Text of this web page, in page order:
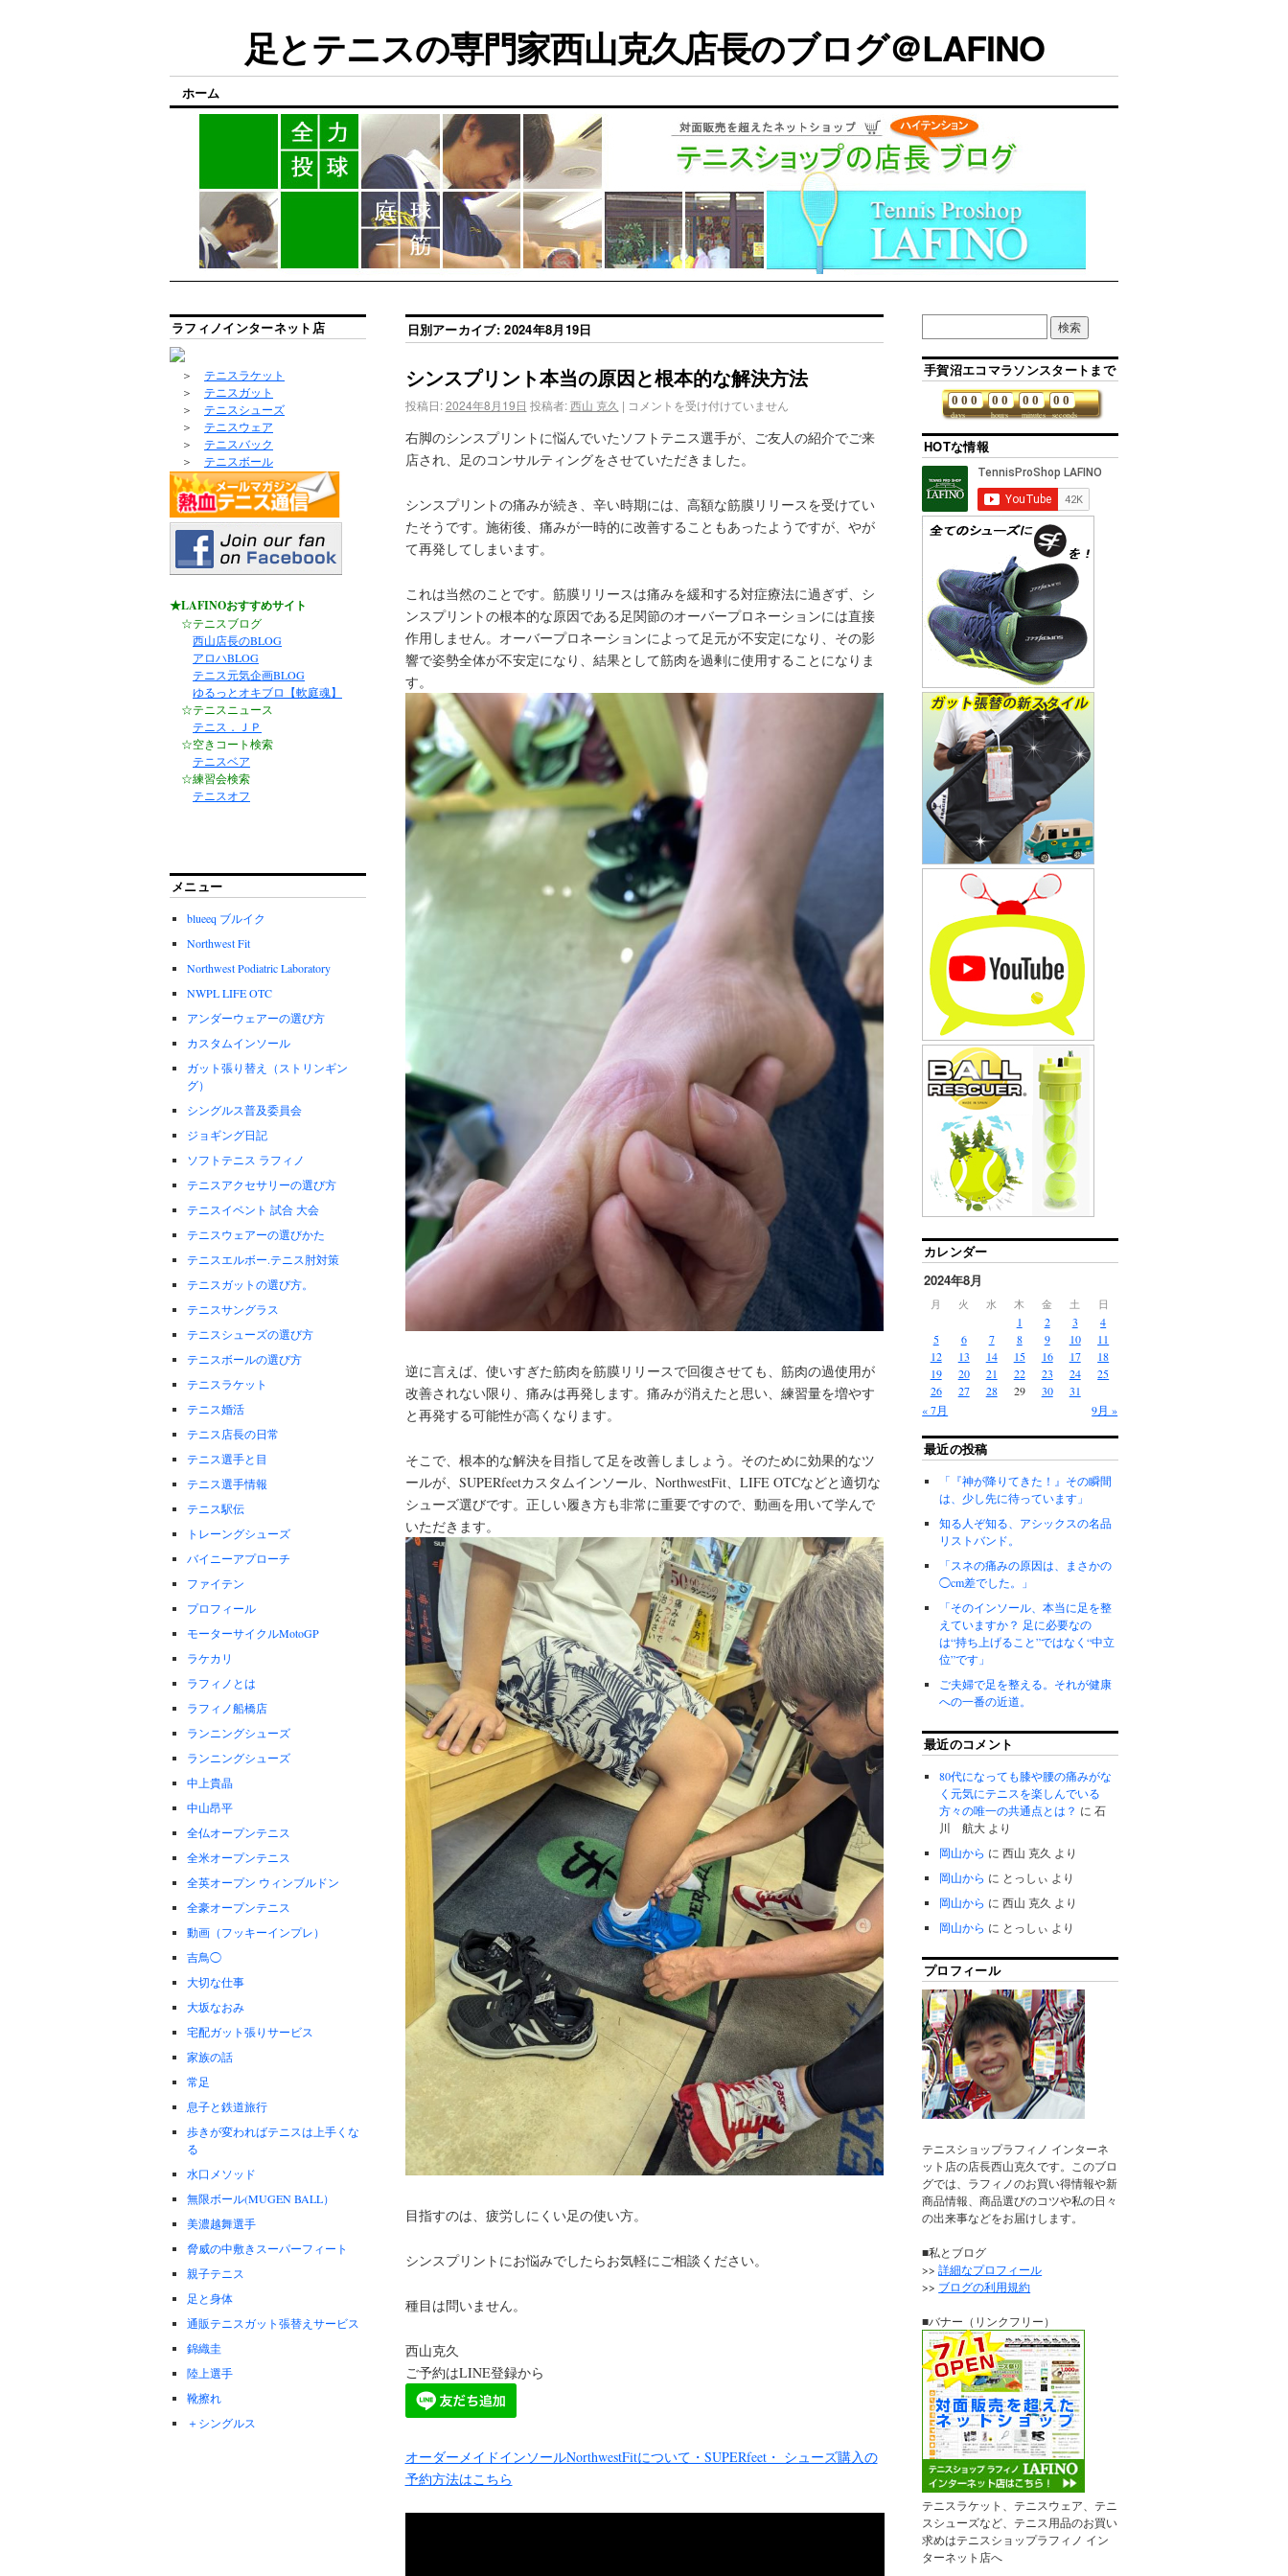
足とテニスの専門家西山克久店長のブログ＠LAFINO
ホーム
日別アーカイブ:2024年8月19日
シンスプリント本当の原因と根本的な解決方法
投稿日: 2024年8月19日 投稿者: 西山 克久 | コメントを受け付けていません
右脚のシンスプリントに悩んでいたソフトテニス選手が、ご友人の紹介でご来
店され、足のコンサルティングをさせていただきました。
シンスプリントの痛みが続き、辛い時期には、高額な筋膜リリースを受けてい
たそうです。施術後、痛みが一時的に改善することもあったようですが、やが
て再発してしまいます。
これは当然のことです。筋膜リリースは痛みを緩和する対症療法に過ぎず、シ
ンスプリントの根本的な原因である足関節のオーバープロネーションには直接
作用しません。オーバープロネーションによって足元が不安定になり、その影
響で姿勢全体が不安定になり、結果として筋肉を過剰に使用することになりま
す。
逆に言えば、使いすぎた筋肉を筋膜リリースで回復させても、筋肉の過使用が
改善されない限り、痛みは再発します。痛みが消えたと思い、練習量を増やす
と再発する可能性が高くなります。
そこで、根本的な解決を目指して足を改善しましょう。そのために効果的なツ
ールが、SUPERfeetカスタムインソール、NorthwestFit、LIFE OTCなどと適切な
シューズ選びです。正しい履き方も非常に重要ですので、動画を用いて学んで
いただきます。
目指すのは、疲労しにくい足の使い方。
シンスプリントにお悩みでしたらお気軽にご相談ください。
種目は問いません。
西山克久
ご予約はLINE登録から
オーダーメイドインソールNorthwestFitについて・SUPERfeet・ シューズ購入の
予約方法はこちら
ラフィノインターネット店
＞ テニスラケット
＞ テニスガット
＞ テニスシューズ
＞ テニスウェア
＞ テニスバック
＞ テニスボール
★LAFINOおすすめサイト
☆テニスブログ
西山店長のBLOG
アロハBLOG
テニス元気企画BLOG
ゆるっとオキブロ【軟庭魂】
☆テニスニュース
テニス．ＪＰ
☆空きコート検索
テニスベア
☆練習会検索
テニスオフ
メニュー
blueeq ブルイク
Northwest Fit
Northwest Podiatric Laboratory
NWPL LIFE OTC
アンダーウェアーの選び方
カスタムインソール
ガット張り替え（ストリンギン
グ）
シングルス普及委員会
ジョギング日記
ソフトテニス ラフィノ
テニスアクセサリーの選び方
テニスイベント 試合 大会
テニスウェアーの選びかた
テニスエルボー.テニス肘対策
テニスガットの選び方。
テニスサングラス
テニスシューズの選び方
テニスボールの選び方
テニスラケット
テニス婚活
テニス店長の日常
テニス選手と目
テニス選手情報
テニス駅伝
トレーングシューズ
バイニーアプローチ
ファイテン
プロフィール
モーターサイクルMotoGP
ラケカリ
ラフィノとは
ラフィノ船橋店
ランニングシューズ
ランニングシューズ
中上貴晶
中山昂平
全仏オープンテニス
全米オープンテニス
全英オープン ウィンブルドン
全豪オープンテニス
動画（フッキーインプレ）
吉鳥◯
大切な仕事
大坂なおみ
宅配ガット張りサービス
家族の話
常足
息子と鉄道旅行
歩きが変わればテニスは上手くな
る
水口メソッド
無限ボール(MUGEN BALL）
美濃越舞選手
脅威の中敷きスーパーフィート
親子テニス
足と身体
通販テニスガット張替えサービス
錦織圭
陸上選手
靴擦れ
＋シングルス
手賀沼エコマラソンスタートまで
days
0 0 0
hours
0 0
minutes
0 0
seconds
0 0
HOTな情報
カレンダー
2024年8月
月 火 水 木 金 土 日
« 7月 9月 »
1 2 3
4
5
6 7 8 9 10
11
12
13 14 15 16 17
18
19
20 21 22 23 24
25
26
27 28 29 30 31
最近の投稿
「『神が降りてきた！』その瞬間
は、少し先に待っています」
知る人ぞ知る、アシックスの名品
リストバンド。
「スネの痛みの原因は、まさかの
◯cm差でした。」
「そのインソール、本当に足を整
えていますか？ 足に必要なの
は“持ち上げること”ではなく“中立
位”です」
ご夫婦で足を整える。それが健康
への一番の近道。
最近のコメント
80代になっても膝や腰の痛みがな
く元気にテニスを楽しんでいる
方々の唯一の共通点とは？ に石
川 航大 より
岡山から に西山 克久 より
岡山から に とっしぃ より
岡山から に西山 克久 より
岡山から に とっしぃ より
プロフィール
テニスショップラフィノ インターネ
ット店の店長西山克久です。このブロ
グでは、ラフィノのお買い得情報や新
商品情報、商品選びのコツや私の日々
の出来事などをお届けします。
■私とブログ
>>詳細なプロフィール
>> ブログの利用規約
■バナー（リンクフリー）
テニスラケット、テニスウェア、テニ
スシューズなど、テニス用品のお買い
求めはテニスショップラフィノ イン
ターネット店へ